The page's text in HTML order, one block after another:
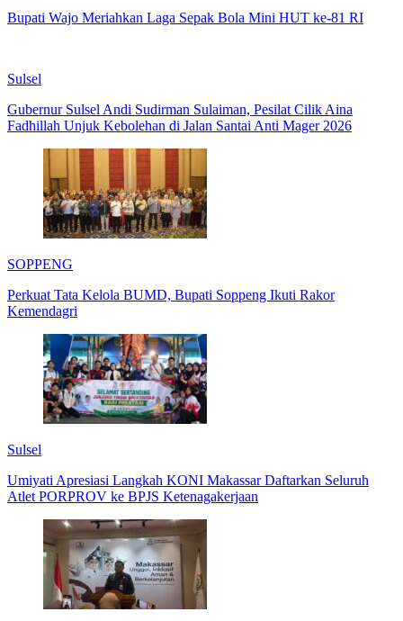
Bupati Wajo Meriahkan Laga Sepak Bola Mini HUT ke-81 RI
Sulsel
Gubernur Sulsel Andi Sudirman Sulaiman, Pesilat Cilik Aina
Fadhillah Unjuk Kebolehan di Jalan Santai Anti Mager 2026
SOPPENG
Perkuat Tata Kelola BUMD, Bupati Soppeng Ikuti Rakor
Kemendagri
Sulsel
Umiyati Apresiasi Langkah KONI Makassar Daftarkan Seluruh
Atlet PORPROV ke BPJS Ketenagakerjaan